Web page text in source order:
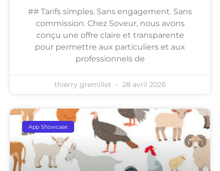
## Tarifs simples. Sans engagement. Sans
commission. Chez Soveur, nous avons
conçu une offre claire et transparente
pour permettre aux particuliers et aux
professionnels de
thierry gremillet 28 avril 2026
App Showcase